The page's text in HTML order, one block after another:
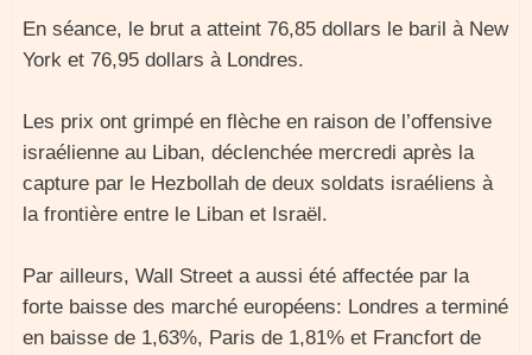
En séance, le brut a atteint 76,85 dollars le baril à New
York et 76,95 dollars à Londres.
Les prix ont grimpé en flèche en raison de l’offensive
israélienne au Liban, déclenchée mercredi après la
capture par le Hezbollah de deux soldats israéliens à
la frontière entre le Liban et Israël.
Par ailleurs, Wall Street a aussi été affectée par la
forte baisse des marché européens: Londres a terminé
en baisse de 1,63%, Paris de 1,81% et Francfort de